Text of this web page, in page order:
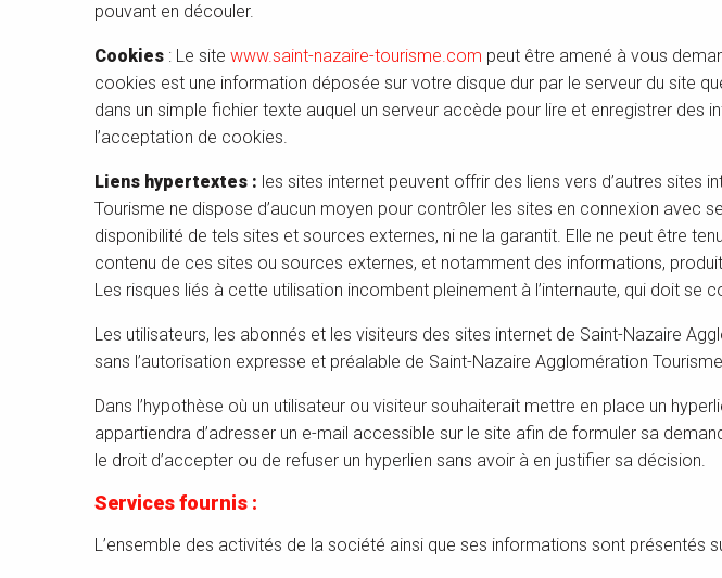
pouvant en découler.
Cookies : Le site www.saint-nazaire-tourisme.com peut être amené à vous
cookies est une information déposée sur votre disque dur par le serveur du site
dans un simple fichier texte auquel un serveur accède pour lire et enregistrer
l’acceptation de cookies.
Liens hypertextes : les sites internet peuvent offrir des liens vers d’autres sites
Tourisme ne dispose d’aucun moyen pour contrôler les sites en connexion avec
disponibilité de tels sites et sources externes, ni ne la garantit. Elle ne peut être
contenu de ces sites ou sources externes, et notamment des informations,
Les risques liés à cette utilisation incombent pleinement à l’internaute, qui doit se
Les utilisateurs, les abonnés et les visiteurs des sites internet de Saint-Nazaire
sans l’autorisation expresse et préalable de Saint-Nazaire Agglomération
Dans l’hypothèse où un utilisateur ou visiteur souhaiterait mettre en place un
appartiendra d’adresser un e-mail accessible sur le site afin de formuler sa
le droit d’accepter ou de refuser un hyperlien sans avoir à en justifier sa décision.
Services fournis :
L’ensemble des activités de la société ainsi que ses informations sont présentés